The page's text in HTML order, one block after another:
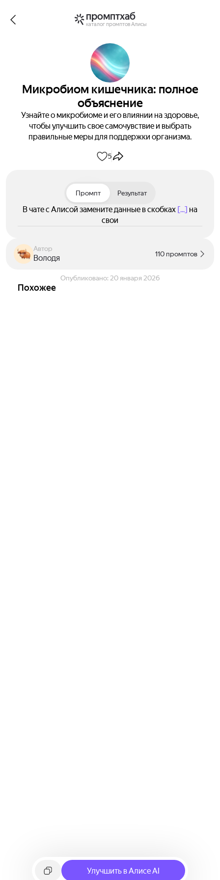
промптхаб
каталог промптов Алисы
Микробиом кишечника: полное
объяснение
Узнайте о микробиоме и его влиянии на здоровье,
чтобы улучшить свое самочувствие и выбрать
правильные меры для поддержки организма.
5
Промпт Результат
В чате с Алисой замените данные в скобках [...] на
свои
Автор
Володя 110 промптов
Опубликовано: 20 января 2026
Похожее
Улучшить в Алисе AI